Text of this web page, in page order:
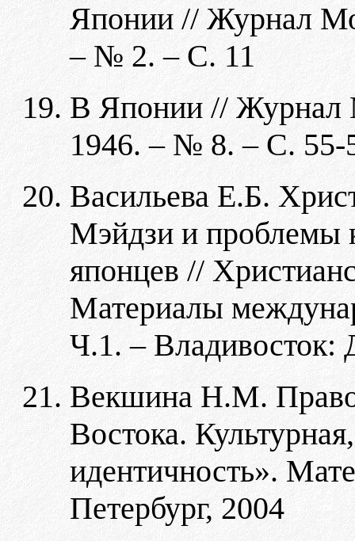
Японии // Журнал
– № 2. – С. 11
В Японии // Журнал
1946. – № 8. – С. 55-
Васильева Е.Б.
Мэйдзи и проблемы
японцев //
Материалы
Ч.1. –
Векшина Н.М.
Востока.
идентичность».
Петербург, 2004